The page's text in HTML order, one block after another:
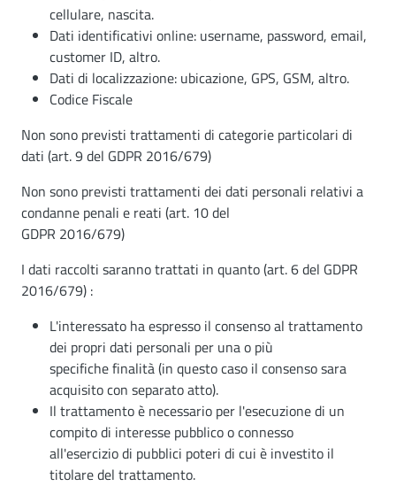
cellulare, nascita.
Dati identificativi online: username, password, email,
customer ID, altro.
Dati di localizzazione: ubicazione, GPS, GSM, altro.
Codice Fiscale
Non sono previsti trattamenti di categorie particolari di
dati (art. 9 del GDPR 2016/679)
Non sono previsti trattamenti dei dati personali relativi a
condanne penali e reati (art. 10 del
GDPR 2016/679)
I dati raccolti saranno trattati in quanto (art. 6 del GDPR
2016/679) :
L'interessato ha espresso il consenso al trattamento
dei propri dati personali per una o più
specifiche finalità (in questo caso il consenso sara
acquisito con separato atto).
Il trattamento è necessario per l'esecuzione di un
compito di interesse pubblico o connesso
all'esercizio di pubblici poteri di cui è investito il
titolare del trattamento.